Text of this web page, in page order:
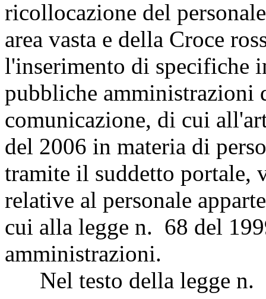
ricollocazione del
area vasta e della Croce
l'inserimento di specifiche
pubbliche amministrazioni
comunicazione, di cui
del 2006 in materia di
tramite il suddetto portale,
relative al personale
cui alla legge n. 68 del
amministrazioni.
Nel testo della legge n.